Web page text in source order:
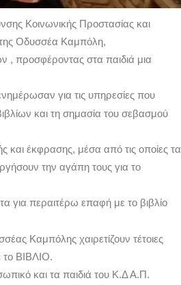
Κοινωνικής Προστασίας και
της Οδυσσέα Καμπόλη,
, προσφέροντας στα παιδιά μια
για τις υπηρεσίες που
και τη σημασία του σεβασμού
και έκφρασης, μέσα από τις οποίες τα
την αγάπη τους για το
για περαιτέρω επαφή με το βιβλίο
Καμπόλης χαιρετίζουν τέτοιες
το ΒΙΒΛΙΟ.
και τα παιδιά του Κ.Δ Α.Π.